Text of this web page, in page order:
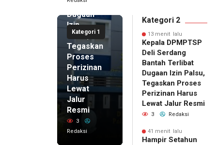
Kategori 1
Terlibat
Dugaan
Izin
Palsu,
Tegaskan
Proses
Perizinan
Harus
Lewat
Jalur
Resmi
3
Redaksi
Kategori 2
13 menit lalu
Kepala DPMPTSP
Deli Serdang
Bantah Terlibat
Dugaan Izin Palsu,
Tegaskan Proses
Perizinan Harus
Lewat Jalur Resmi
3 Redaksi
41 menit lalu
Hampir Setahun